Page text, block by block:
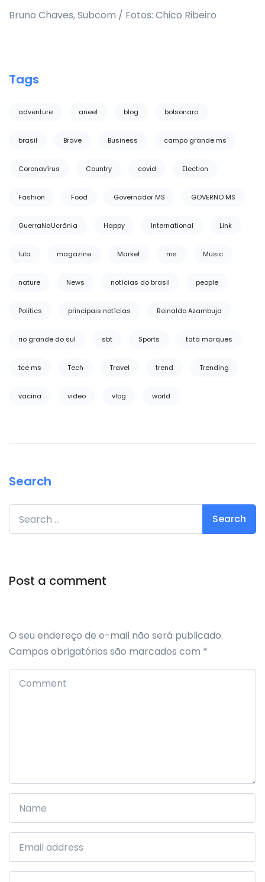
Bruno Chaves, Subcom / Fotos: Chico Ribeiro
Tags
adventure aneel blog bolsonaro
brasil Brave Business campo grande ms
Coronavírus Country covid Election
Fashion Food Governador MS GOVERNO MS
GuerraNaUcrânia Happy International Link
lula magazine Market ms Music
nature News notícias do brasil people
Politics principais notícias Reinaldo Azambuja
rio grande do sul sbt Sports tata marques
tce ms Tech Travel trend Trending
vacina video vlog world
Search
Search for:
Post a comment
O seu endereço de e-mail não será publicado.
Campos obrigatórios são marcados com *